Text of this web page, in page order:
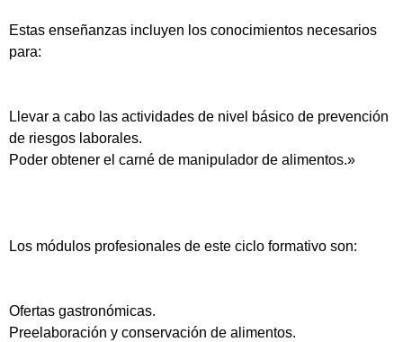
Estas enseñanzas incluyen los conocimientos necesarios
para:
Llevar a cabo las actividades de nivel básico de prevención
de riesgos laborales.
Poder obtener el carné de manipulador de alimentos.»
Los módulos profesionales de este ciclo formativo son:
Ofertas gastronómicas.
Preelaboración y conservación de alimentos.